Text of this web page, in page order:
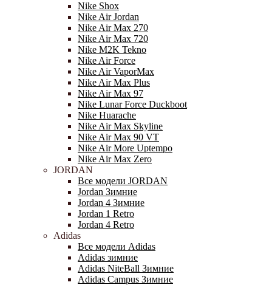
Nike Shox
Nike Air Jordan
Nike Air Max 270
Nike Air Max 720
Nike M2K Tekno
Nike Air Force
Nike Air VaporMax
Nike Air Max Plus
Nike Air Max 97
Nike Lunar Force Duckboot
Nike Huarache
Nike Air Max Skyline
Nike Air Max 90 VT
Nike Air More Uptempo
Nike Air Max Zero
JORDAN
Все модели JORDAN
Jordan Зимние
Jordan 4 Зимние
Jordan 1 Retro
Jordan 4 Retro
Adidas
Все модели Adidas
Adidas зимние
Adidas NiteBall Зимние
Adidas Campus Зимние